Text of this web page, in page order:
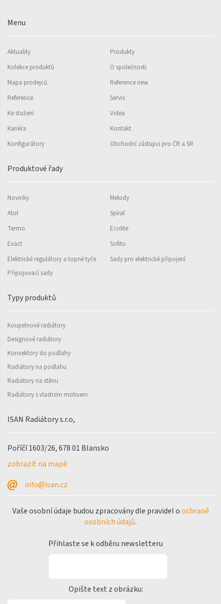
Palmyra Plus
Pillar s háčky
Quadrat
Quadrat Horizontal
Quadrat Inox
Quadrat Plus
Quadrat Sky Plus
Silla Inox
Silla Radius Inox
Swing
Swingo
Thea
Tongia
Variant Horizontal
ISAN
Menu
Aktuality
Produkty
Kolekce produktů
O společnosti
Mapa prodejců
Reference new
Reference
Servis
Ke stažení
Videa
Kariéra
Kontakt
Konfigurátory
Obchodní zástupci pro ČR a SR
Produktové řady
Novinky
Melody
Atol
Spiral
Termo
Ecolite
Exact
Sofito
Elektrické regulátory a topné tyče
Sady pro elektrické připojení
Připojovací sady
Typy produktů
Koupelnové radiátory
Designové radiátory
Konvektory do podlahy
Radiátory na podlahu
Radiátory na stěnu
Radiátory s vlastním motivem
ISAN Radiátory s.r.o,
Poříčí 1603/26, 678 01 Blansko
zobrazit na mapě
info@isan.cz
Vaše osobní údaje budou zpracovány dle pravidel oochraně
osobních údajů.
Přihlaste se k odběru newsletteru
Opište text z obrázku: